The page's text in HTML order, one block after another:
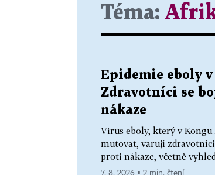
Téma:
Epidemie eboly
Zdravotníci se
nákaze
Virus eboly, který v
mutovat, varují
proti nákaze, včetně
7. 8. 2026 ▪ 2 min. čtení